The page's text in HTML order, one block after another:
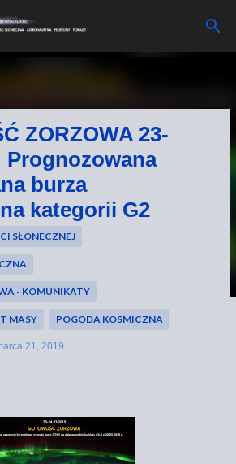
do głównej zawartości
ZORZOWA 23-
Prognozowana
burza
kategorii G2
SŁONECZNEJ
- KOMUNIKATY
MASY POGODA KOSMICZNA
21, 2019